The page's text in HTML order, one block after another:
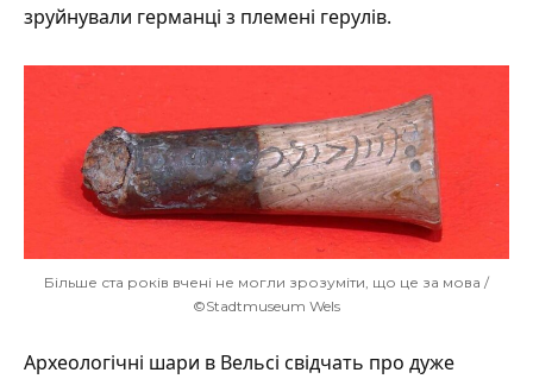
зруйнували германці з племені герулів.
Більше ста років вчені не могли зрозуміти, що це за мова /
©Stadtmuseum Wels
Археологічні шари в Вельсі свідчать про дуже